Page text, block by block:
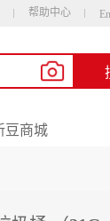
帮助中心
豆商城